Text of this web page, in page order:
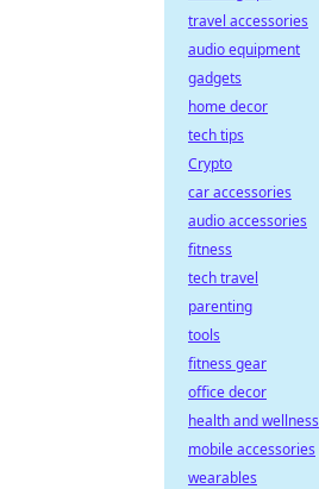
travel accessories
audio equipment
gadgets
home decor
tech tips
Crypto
car accessories
audio accessories
fitness
tech travel
parenting
tools
fitness gear
office decor
health and wellness
mobile accessories
wearables